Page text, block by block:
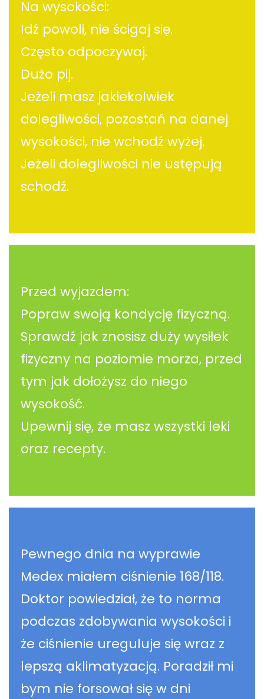
Na wysokości:
Idź powoli, nie ścigaj się.
Często odpoczywaj.
Dużo pij.
Jeżeli masz jakiekolwiek
dolegliwości, pozostań na danej
wysokości, nie wchodź wyżej.
Jeżeli dolegliwości nie ustępują
schodź.
Przed wyjazdem:
Popraw swoją kondycję fizyczną.
Sprawdź jak znosisz duży wysiłek
fizyczny na poziomie morza, przed
tym jak dołożysz do niego
wysokość.
Upewnij się, że masz wszystki leki
oraz recepty.
Pewnego dnia na wyprawie
Medex miałem ciśnienie 168/118.
Doktor powiedział, że to norma
podczas zdobywania wysokości i
że ciśnienie ureguluje się wraz z
lepszą aklimatyzacją. Poradził mi
bym nie forsował się w dni